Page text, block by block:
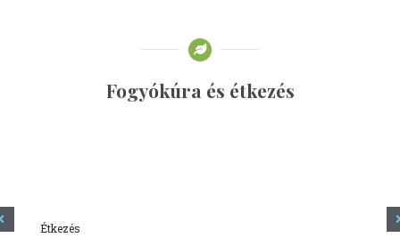
Fogyókúra és étkezés
Étkezés